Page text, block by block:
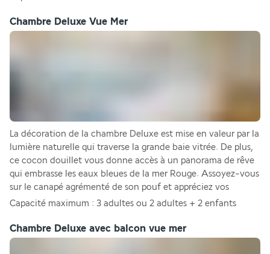
Chambre Deluxe Vue Mer
La décoration de la chambre Deluxe est mise en valeur par la
lumière naturelle qui traverse la grande baie vitrée. De plus,
ce cocon douillet vous donne accès à un panorama de rêve
qui embrasse les eaux bleues de la mer Rouge. Assoyez-vous
sur le canapé agrémenté de son pouf et appréciez vos
Capacité maximum : 3 adultes ou 2 adultes + 2 enfants
Chambre Deluxe avec balcon vue mer